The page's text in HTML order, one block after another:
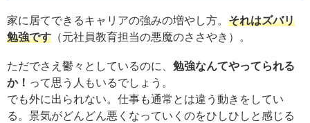
家に居てできるキャリアの強みの増やし方。 それはズバリ
勉強です （元社員教育担当の悪魔のささやき）。
ただでさえ鬱々としているのに、 勉強なんてやってられる
か！ って思う人もいるでしょう。
でも外に出られない。仕事も通常とは違う動きをしてい
る。景気がどんどん悪くなっていくのをひしひしと感じる